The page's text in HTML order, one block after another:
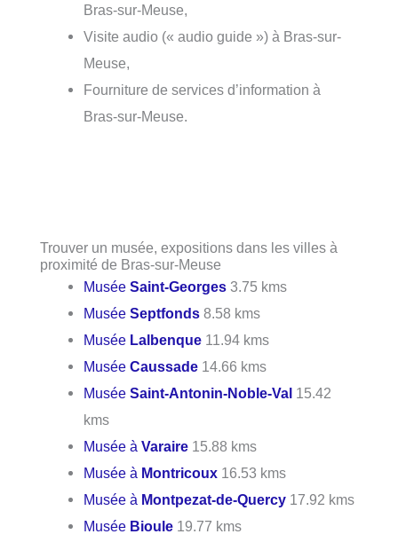
Bras-sur-Meuse,
Visite audio (« audio guide ») à Bras-sur-
Meuse,
Fourniture de services d’information à
Bras-sur-Meuse.
Trouver un musée, expositions dans les villes à
proximité de Bras-sur-Meuse
MuséeSaint-Georges 3.75 kms
MuséeSeptfonds 8.58 kms
Musée Lalbenque 11.94 kms
MuséeCaussade 14.66 kms
MuséeSaint-Antonin-Noble-Val 15.42
kms
Musée àVaraire 15.88 kms
Musée à Montricoux 16.53 kms
Musée à Montpezat-de-Quercy 17.92 kms
Musée Bioule 19.77 kms